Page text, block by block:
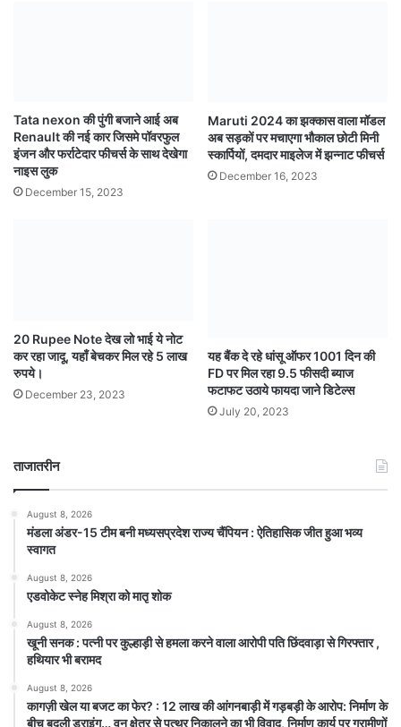
Tata nexon की पुंगी बजाने आई अब
Renault की नई कार जिसमे पॉवरफुल
इंजन और फर्राटेदार फीचर्स के साथ देखेगा
नाइस लुक
December 15, 2023
Maruti 2024 का झक्कास वाला मॉडल
अब सड़कों पर मचाएगा भौकाल छोटी मिनी
स्कार्पियों, दमदार माइलेज में झन्नाट फीचर्स
December 16, 2023
20 Rupee Note देख लो भाई ये नोट
कर रहा जादू, यहाँ बेचकर मिल रहे 5 लाख
रुपये।
December 23, 2023
यह बैंक दे रहे धांसू ऑफर 1001 दिन की
FD पर मिल रहा 9.5 फीसदी ब्याज
फटाफट उठाये फायदा जाने डिटेल्स
July 20, 2023
ताजातरीन
August 8, 2026
मंडला अंडर-15 टीम बनी मध्यसप्रदेश राज्य चैंपियन : ऐतिहासिक जीत हुआ भव्य
स्वागत
August 8, 2026
एडवोकेट स्नेह मिश्रा को मातृ शोक
August 8, 2026
खूनी सनक : पत्नी पर कुल्हाड़ी से हमला करने वाला आरोपी पति छिंदवाड़ा से गिरफ्तार ,
हथियार भी बरामद
August 8, 2026
कागज़ी खेल या बजट का फेर? : 12 लाख की आंगनबाड़ी में गड़बड़ी के आरोप: निर्माण के
बीच बदली ड्राइंग… वन क्षेत्र से पत्थर निकालने का भी विवाद, निर्माण कार्य पर ग्रामीणों